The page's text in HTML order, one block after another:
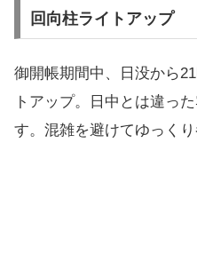
回向柱ライトアップ
御開帳期間中、日没から
トアップ。日中とは違っ
す。混雑を避けてゆっく